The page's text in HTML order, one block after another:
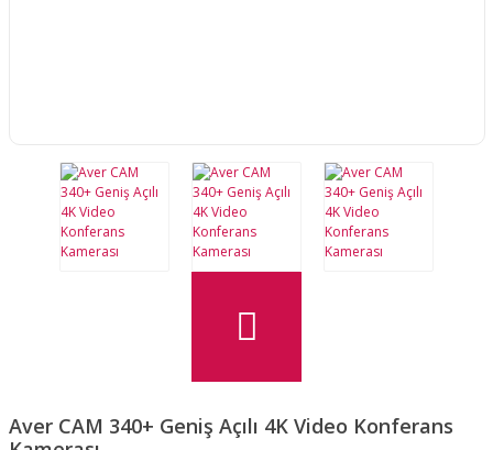
Aver CAM 340+ Geniş Açılı 4K Video Konferans